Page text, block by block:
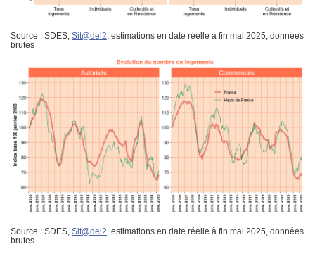
Source : SDES, Sit@del2, estimations en date réelle à fin mai 2025, données
brutes
Source : SDES, Sit@del2, estimations en date réelle à fin mai 2025, données
brutes